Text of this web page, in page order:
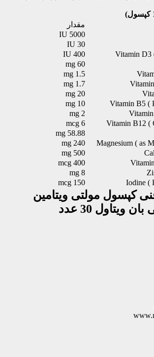
)
مقدار
5000 IU
30 IU
Vitamin D3
400 IU
60 mg
1.5 mg
1.7 mg
20 mg
Vitamin B5 (
10 mg
2 mg
Vitamin B12 (
6 mcg
58.88 mg
Magnesium ( as
240 mg
500 mg
400 mcg
8 mg
Iodine (
150 mcg
کپسول مولتی ویتامین
ویتاول 30 عدد